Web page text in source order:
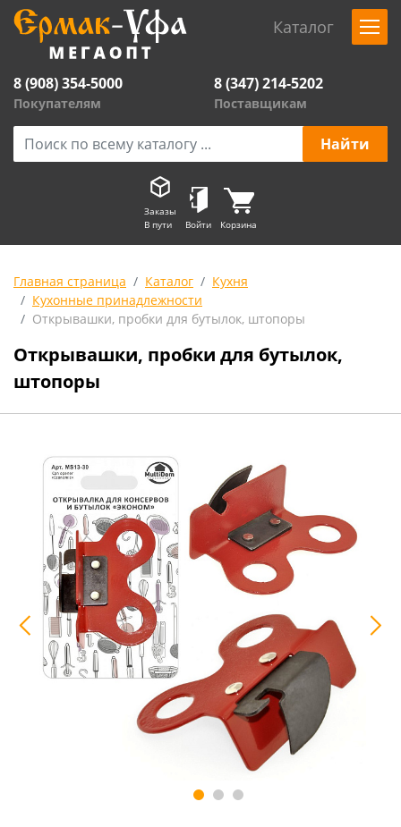
Каталог
8 (908) 354-5000
Покупателям
8 (347) 214-5202
Поставщикам
Заказы
В пути
Войти Корзина
Главная страница Каталог
Кухня
Кухонные принадлежности
Открывашки, пробки для бутылок, штопоры
Открывашки, пробки для бутылок,
штопоры